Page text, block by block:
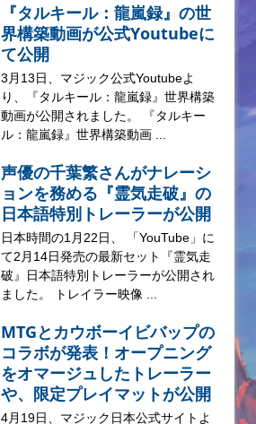
『タルキール：龍嵐録』の世
界構築動画が公式Youtubeに
て公開
3月13日、マジック公式Youtubeよ
り、『タルキール：龍嵐録』世界構築
動画が公開されました。 『タルキー
ル：龍嵐録』世界構築動画 ...
声優の千葉繁さんがナレーシ
ョンを務める『霊気走破』の
日本語特別トレーラーが公開
日本時間の1月22日、 「YouTube」に
て2月14日発売の最新セット『霊気走
破』日本語特別トレーラーが公開され
ました。 トレイラー映像 ...
MTGとカウボーイビバップの
コラボが発表！オープニング
をオマージュしたトレーラー
や、限定プレイマットが公開
4月19日、マジック日本公式サイトよ